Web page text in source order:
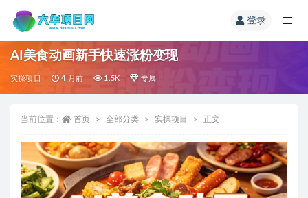
登录
AI美食动画新手快速涨粉变现
实操项目 4 月前 1.5K 专属
当前位置： 首页 全部分类 实操项目 正文